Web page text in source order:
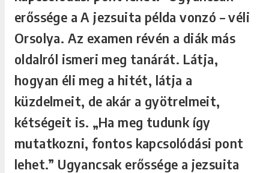
erőssége a A jezsuita példa vonzó – véli
Orsolya. Az examen révén a diák más
oldalról ismeri meg tanárát. Látja,
hogyan éli meg a hitét, látja a
küzdelmeit, de akár a gyötrelmeit,
kétségeit is. „Ha meg tudunk így
mutatkozni, fontos kapcsolódási pont
lehet.” Ugyancsak erőssége a jezsuita